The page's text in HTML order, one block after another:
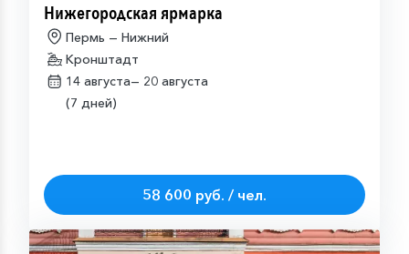
Нижегородская ярмарка
Пермь — Нижний
Кронштадт
14 августа— 20 августа
(7 дней)
58 600 руб. / чел.